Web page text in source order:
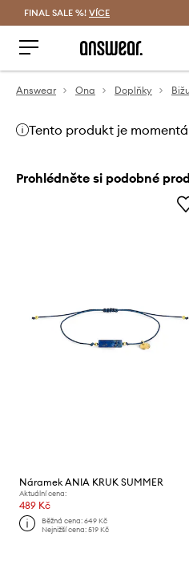
FINAL SALE %! VÍCE
Answear Ona Doplňky
Tento produkt je
Prohlédněte si podobné
Náramek ANIA KRUK SUMMER
Aktuální cena:
489 Kč
Běžná cena:649 Kč
Nejnižší cena:519 Kč